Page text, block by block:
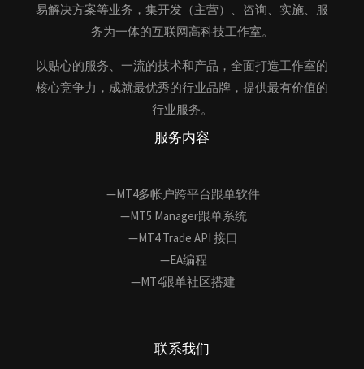
易解决方案等业务，集开发（主营）、咨询、实施、服
务为一体的互联网高科技工作室。
以贴心的服务、一流的技术和产品，全面打造工作室的
核心竞争力，成就最优秀的行业品牌，提供最有价值的
行业服务。
服务内容
—MT4多帐户跨平台跟单软件
—MT5 Manager跟单系统
—MT4 Trade API 接口
—EA编程
—MT4跟单社区搭建
联系我们